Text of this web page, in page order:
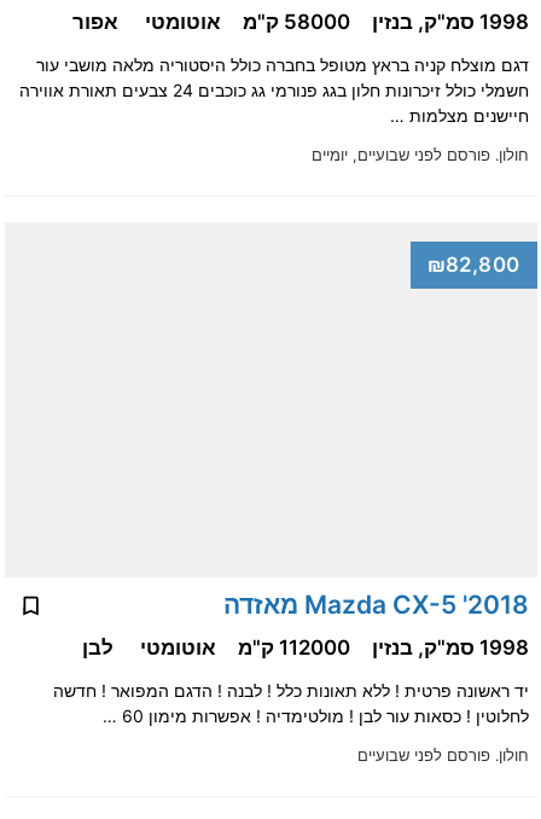
חולון.פורסם לפני שבועיים, יומיים
1998 סמ"ק, בנזין 58000 ק"מ אוטומטי אפור
דגם מוצלח קניה בראץ מטופל בחברה כולל היסטוריה מלאה מושבי עור
חשמלי כולל זיכרונות חלון בגג פנורמי גג כוכבים 24 צבעים תאורת אווירה
חיישנים מצלמות …
₪82,800
2018' Mazda CX-5 מאזדה
חולון.פורסם לפני שבועיים
1998 סמ"ק, בנזין 112000 ק"מ אוטומטי לבן
יד ראשונה פרטית ! ללא תאונות כלל ! לבנה ! הדגם המפואר ! חדשה
לחלוטין ! כסאות עור לבן ! מולטימדיה ! אפשרות מימון 60 …